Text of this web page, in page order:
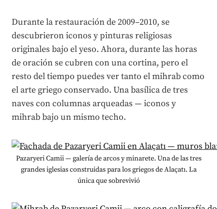
Durante la restauración de 2009–2010, se
descubrieron iconos y pinturas religiosas
originales bajo el yeso. Ahora, durante las horas
de oración se cubren con una cortina, pero el
resto del tiempo puedes ver tanto el mihrab como
el arte griego conservado. Una basílica de tres
naves con columnas arqueadas — iconos y
mihrab bajo un mismo techo.
Pazaryeri Camii — galería de arcos y minarete. Una de las tres
grandes iglesias construidas para los griegos de Alaçatı. La
única que sobrevivió